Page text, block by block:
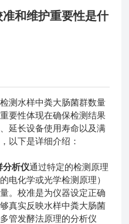
和维护重要性是什
水样中粪大肠菌群数量
要性体现在确保检测结果
延长设备使用寿命以及满
以下是详细介绍：
分析仪通过特定的检测原理
电化学或光学检测原理）
。校准是为仪器设定正确
真实反映水样中粪大肠菌
管发酵法原理的分析仪